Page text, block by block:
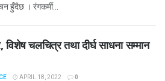
हुँदैछ । रंगकर्मी...
विशेष चलचित्र तथा दीर्घ साधना सम्मान
APRIL 18, 2022 0